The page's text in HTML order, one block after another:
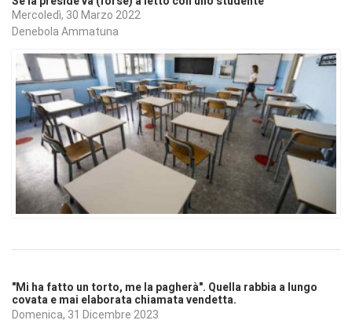
Mercoledì, 30 Marzo 2022
Denebola Ammatuna
"Mi ha fatto un torto, me la pagherà". Quella rabbia a lungo
covata e mai elaborata chiamata vendetta.
Domenica, 31 Dicembre 2023